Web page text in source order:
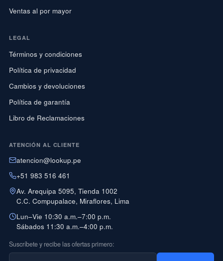
Ventas al por mayor
LEGAL
Términos y condiciones
Política de privacidad
Cambios y devoluciones
Política de garantía
Libro de Reclamaciones
ATENCIÓN AL CLIENTE
atencion@lookup.pe
+51 983 516 461
Av. Arequipa 5095, Tienda 1002
C.C. Compupalace, Miraflores, Lima
Lun–Vie 10:30 a.m.–7:00 p.m.
Sábados 11:30 a.m.–4:00 p.m.
Suscríbete y recibe las ofertas primero: